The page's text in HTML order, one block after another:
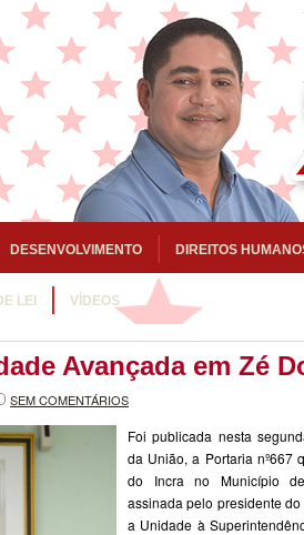
DESENVOLVIMENTO DIREITOS
LEI VÍDEOS
Avançada em Zé
SEM COMENTÁRIOS
Foi publicada nesta
da União, a Portaria nº667
do Incra no Município
assinada pelo presidente
a Unidade à